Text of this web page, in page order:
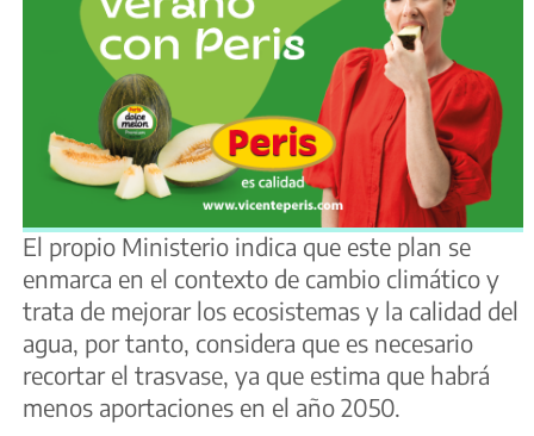
El propio Ministerio indica que este plan se
enmarca en el contexto de cambio climático y
trata de mejorar los ecosistemas y la calidad del
agua, por tanto, considera que es necesario
recortar el trasvase, ya que estima que habrá
menos aportaciones en el año 2050.